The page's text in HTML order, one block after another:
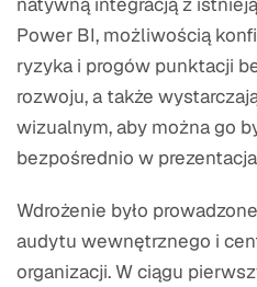
Power BI, możliwością
ryzyka i progów punktacji
rozwoju, a także
wizualnym, aby można go
bezpośrednio w
Wdrożenie było
audytu wewnętrznego i
organizacji. W ciągu